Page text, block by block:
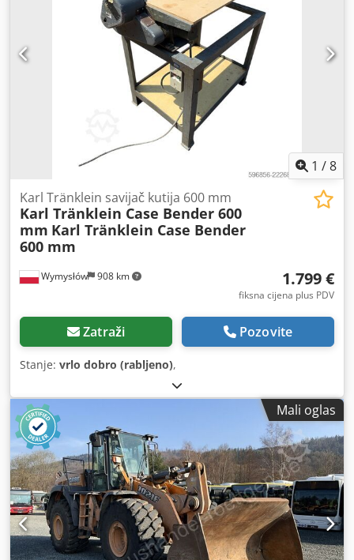
1 /8
Wymysłów 908 km
Karl Tränklein savijač kutija 600 mm
Karl Tränklein Case Bender 600
mm Karl Tränklein Case Bender
600 mm
1.799 €
fiksna cijena plus PDV
Zatraži Pozovite
Stanje: vrlo dobro (rabljeno),
Mali oglas